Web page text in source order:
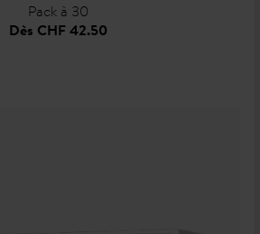
Pack à 30
Dès CHF 42.50